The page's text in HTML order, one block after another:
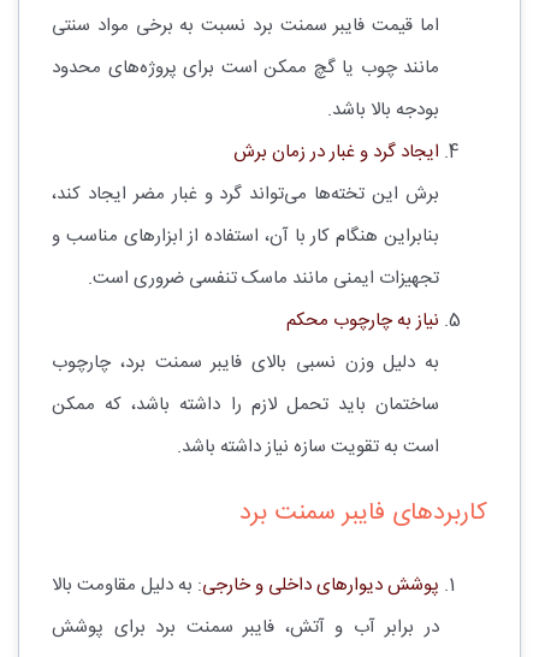
اما قیمت فایبر سمنت برد نسبت به برخی مواد سنتی
مانند چوب یا گچ ممکن است برای پروژه‌های محدود
بودجه بالا باشد.
ایجاد گرد و غبار در زمان برش
برش این تخته‌ها می‌تواند گرد و غبار مضر ایجاد کند،
بنابراین هنگام کار با آن، استفاده از ابزارهای مناسب و
تجهیزات ایمنی مانند ماسک تنفسی ضروری است.
نیاز به چارچوب محکم
به دلیل وزن نسبی بالای فایبر سمنت برد، چارچوب
ساختمان باید تحمل لازم را داشته باشد، که ممکن
است به تقویت سازه نیاز داشته باشد.
کاربردهای فایبر سمنت برد
پوشش دیوارهای داخلی و خارجی: به دلیل مقاومت بالا
در برابر آب و آتش، فایبر سمنت برد برای پوشش